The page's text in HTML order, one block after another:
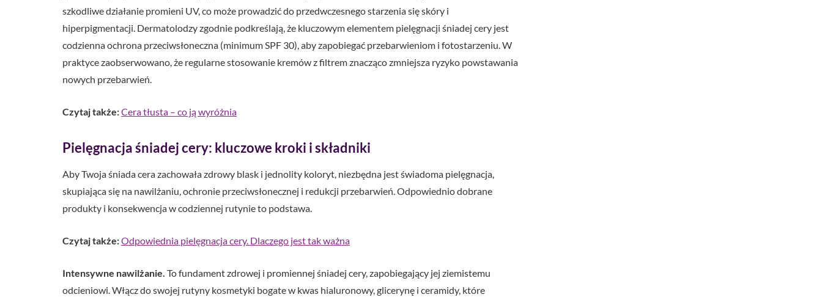
szkodliwe działanie promieni UV, co może prowadzić do przedwczesnego starzenia się skóry i
hiperpigmentacji. Dermatolodzy zgodnie podkreślają, że kluczowym elementem pielęgnacji śniadej cery jest
codzienna ochrona przeciwsłoneczna (minimum SPF 30), aby zapobiegać przebarwieniom i fotostarzeniu. W
praktyce zaobserwowano, że regularne stosowanie kremów z filtrem znacząco zmniejsza ryzyko powstawania
nowych przebarwień.
Czytaj także:Cera tłusta – co ją wyróżnia
Pielęgnacja śniadej cery: kluczowe kroki i składniki
Aby Twoja śniada cera zachowała zdrowy blask i jednolity koloryt, niezbędna jest świadoma pielęgnacja,
skupiająca się na nawilżaniu, ochronie przeciwsłonecznej i redukcji przebarwień. Odpowiednio dobrane
produkty i konsekwencja w codziennej rutynie to podstawa.
Czytaj także:Odpowiednia pielęgnacja cery. Dlaczego jest tak ważna
Intensywne nawilżanie. To fundament zdrowej i promiennej śniadej cery, zapobiegający jej ziemistemu
odcieniowi. Włącz do swojej rutyny kosmetyki bogate w kwas hialuronowy, glicerynę i ceramidy, które